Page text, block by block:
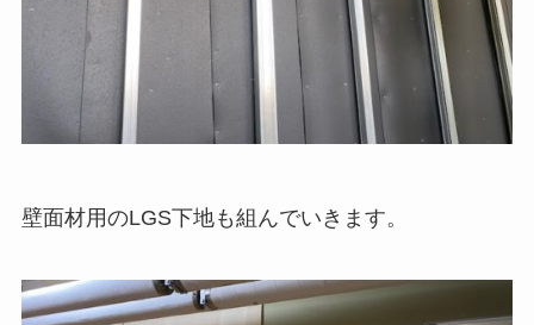
壁面材用のLGS下地も組んでいきます。